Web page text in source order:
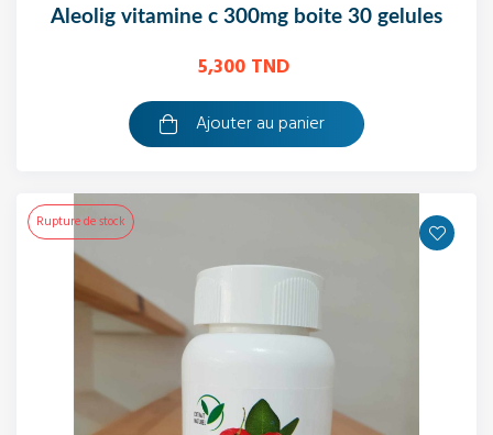
aleolig vitamine c 300mg boite 30 gelules
5,300 TND
Ajouter au panier
Rupture de stock